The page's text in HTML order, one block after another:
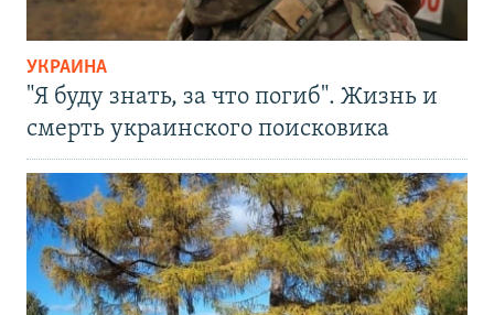
УКРАИНА
"Я буду знать, за что погиб". Жизнь и
смерть украинского поисковика